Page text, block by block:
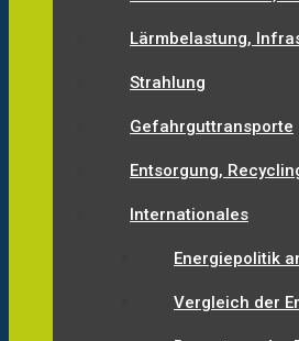
Lärmbelastung,
Strahlung
Gefahrguttransporte
Entsorgung,
Internationales
Energiepolitik
Vergleich der